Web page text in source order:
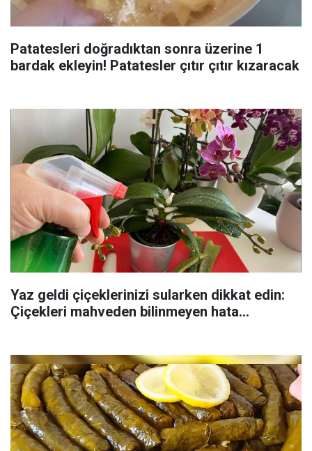
Patatesleri doğradıktan sonra üzerine 1
bardak ekleyin! Patatesler çıtır çıtır kızaracak
Yaz geldi çiçeklerinizi sularken dikkat edin:
Çiçekleri mahveden bilinmeyen hata...